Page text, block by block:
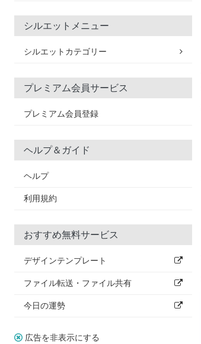
シルエットメニュー
シルエットカテゴリー
プレミアム会員サービス
プレミアム会員登録
ヘルプ＆ガイド
ヘルプ
利用規約
おすすめ無料サービス
デザインテンプレート
ファイル転送・ファイル共有
今日の運勢
広告を非表示にする